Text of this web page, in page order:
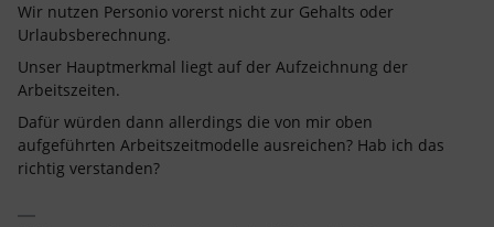
Wir nutzen Personio vorerst nicht zur Gehalts oder
Urlaubsberechnung.
Unser Hauptmerkmal liegt auf der Aufzeichnung der
Arbeitszeiten.
Dafür würden dann allerdings die von mir oben
aufgeführten Arbeitszeitmodelle ausreichen? Hab ich das
richtig verstanden?